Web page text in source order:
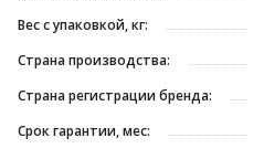
Вес с упаковкой, кг:
Страна производства:
Страна регистрации бренда:
Срок гарантии, мес: